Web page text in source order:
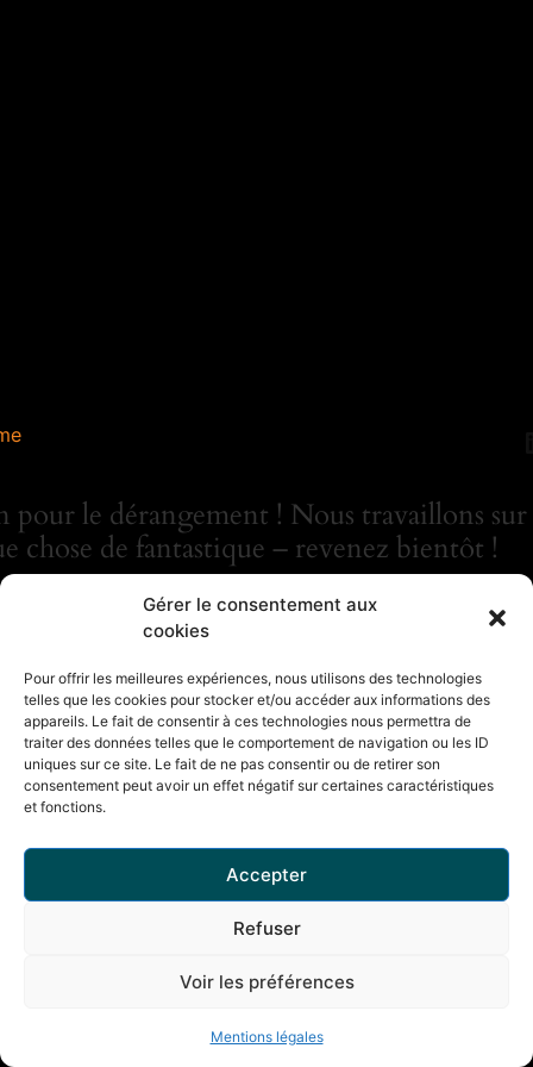
Gérer le consentement aux
cookies
Pour offrir les meilleures expériences, nous utilisons des technologies
telles que les cookies pour stocker et/ou accéder aux informations des
appareils. Le fait de consentir à ces technologies nous permettra de
traiter des données telles que le comportement de navigation ou les ID
uniques sur ce site. Le fait de ne pas consentir ou de retirer son
consentement peut avoir un effet négatif sur certaines caractéristiques
et fonctions.
Accepter
Refuser
Voir les préférences
Mentions légales
pour le dérangement ! Nous travaillons sur
chose de fantastique – revenez bientôt !